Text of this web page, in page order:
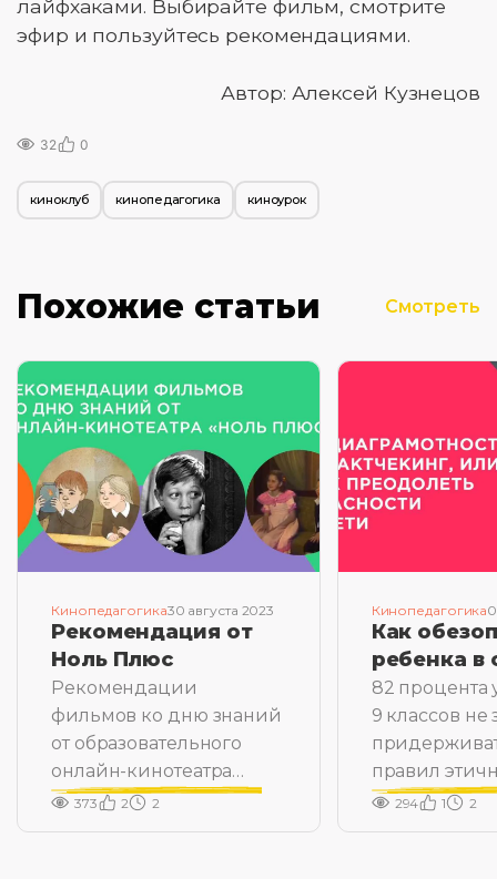
лайфхаками. Выбирайте фильм, смотрите
эфир и пользуйтесь рекомендациями.
Автор: Алексей Кузнецов
32 0
киноклуб кинопедагогика киноурок
Похожие статьи Смотреть
Кинопедагогика30 августа 2023
Рекомендация от
Ноль Плюс
Рекомендации
фильмов ко дню знаний
от образовательного
онлайн-кинотеатра
«Ноль Плюс»
373 2 2
Кинопедагогика
Как
ребенка в
82 процента
9 классов не
правил
общения в
294 1 2